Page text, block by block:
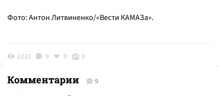
Фото: Антон Литвиненко/«Вести КАМАЗа».
1232 9 0 0
Комментарии 9